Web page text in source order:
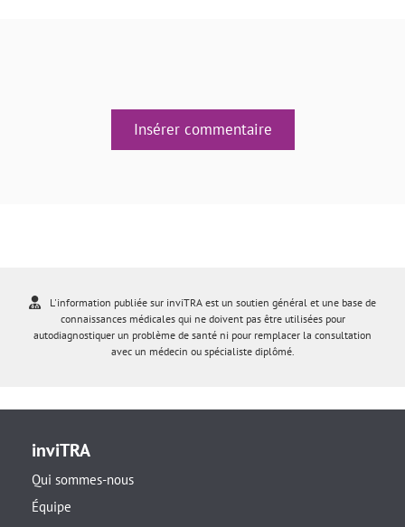
Insérer commentaire
L'information publiée sur inviTRA est un soutien général et une base de
connaissances médicales qui ne doivent pas être utilisées pour
autodiagnostiquer un problème de santé ni pour remplacer la consultation
avec un médecin ou spécialiste diplômé.
inviTRA
Qui sommes-nous
Équipe